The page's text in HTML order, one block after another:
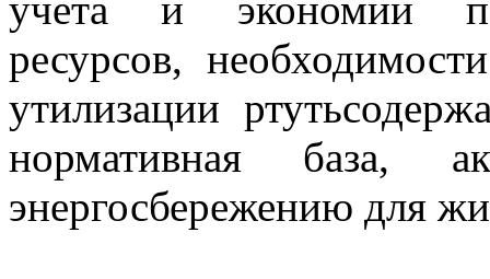
ресурсов,
утилизации
нормативная база,
энергосбережению для